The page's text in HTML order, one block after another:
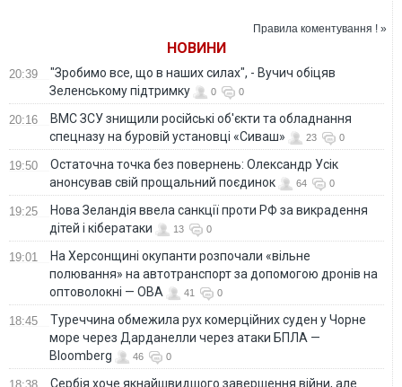
Правила коментування ! »
НОВИНИ
20:39
"Зробимо все, що в наших силах", - Вучич обіцяв
Зеленському підтримку
0 0
20:16
ВМС ЗСУ знищили російські об'єкти та обладнання
спецназу на буровій установці «Сиваш»
23 0
19:50
Остаточна точка без повернень: Олександр Усік
анонсував свій прощальний поєдинок
64 0
19:25
Нова Зеландія ввела санкції проти РФ за викрадення
дітей і кібератаки
13 0
19:01
На Херсонщині окупанти розпочали «вільне
полювання» на автотранспорт за допомогою дронів на
оптоволокні — ОВА
41 0
18:45
Туреччина обмежила рух комерційних суден у Чорне
море через Дарданелли через атаки БПЛА —
Bloomberg
46 0
Сербія хоче якнайшвидшого завершення війни, але